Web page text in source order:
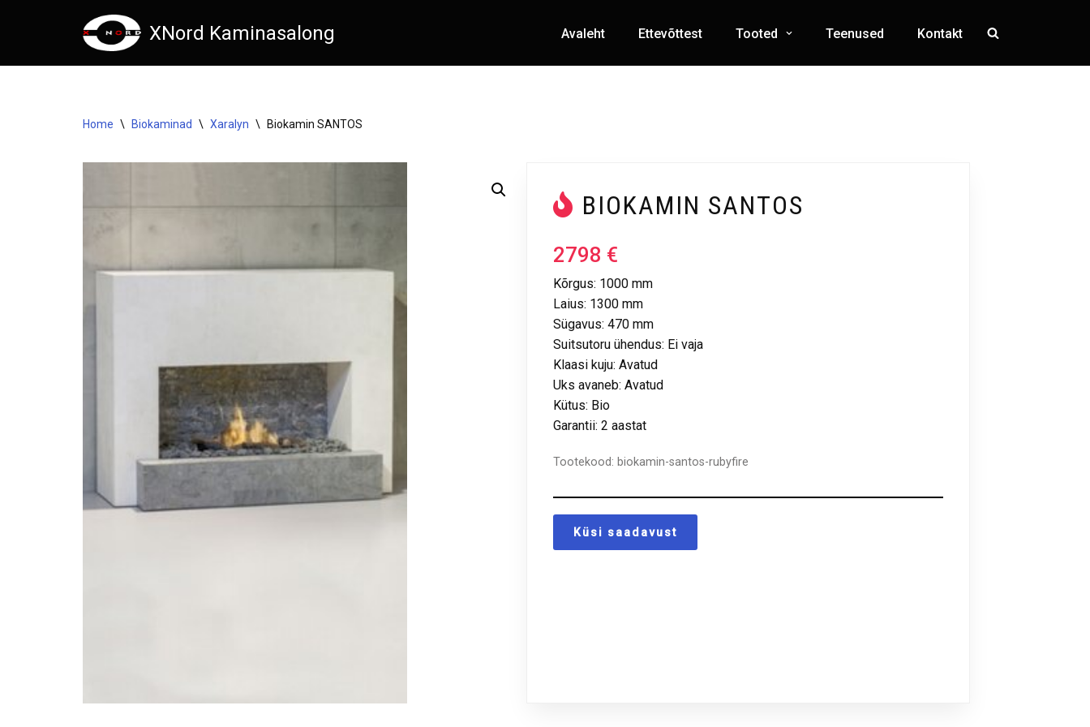
to
XNord Kaminasalong Avaleht Ettevõttest Tooted Teenused Kontakt
Home \ Biokaminad \ Xaralyn \ Biokamin SANTOS
BIOKAMIN SANTOS
2798 €
Kõrgus: 1000 mm
Laius: 1300 mm
Sügavus: 470 mm
Suitsutoru ühendus: Ei vaja
Klaasi kuju: Avatud
Uks avaneb: Avatud
Kütus: Bio
Garantii: 2 aastat
Tootekood:biokamin-santos-rubyfire
Küsi saadavust